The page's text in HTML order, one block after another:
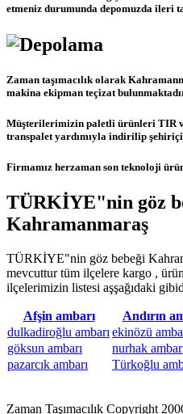
etmeniz durumunda depomuzda
Zaman taşımacılık olarak
makina ekipman teçizat
Müşterilerimizin paletli ürünleri TIR
transpalet yardımıyla indirilip
Firmamız herzaman son teknoloji
TÜRKİYE"nin göz
Kahramanmaraş
TÜRKİYE"nin göz bebeği
mevcuttur tüm ilçelere kargo ,
ilçelerimizin listesi aşşağıdaki
Afşin ambarı Andırın
dulkadiroğlu ambarı ekinözü
göksun ambarı
nurhak
pazarcık ambarı
Türkoğlu
Zaman Taşımacılık Copyright